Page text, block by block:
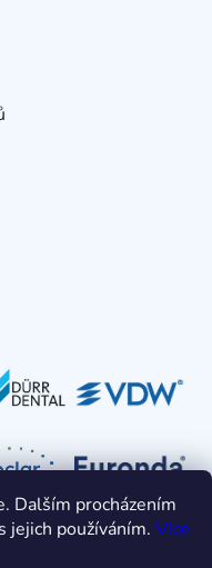
Dalším procházením
jejich používáním. Více